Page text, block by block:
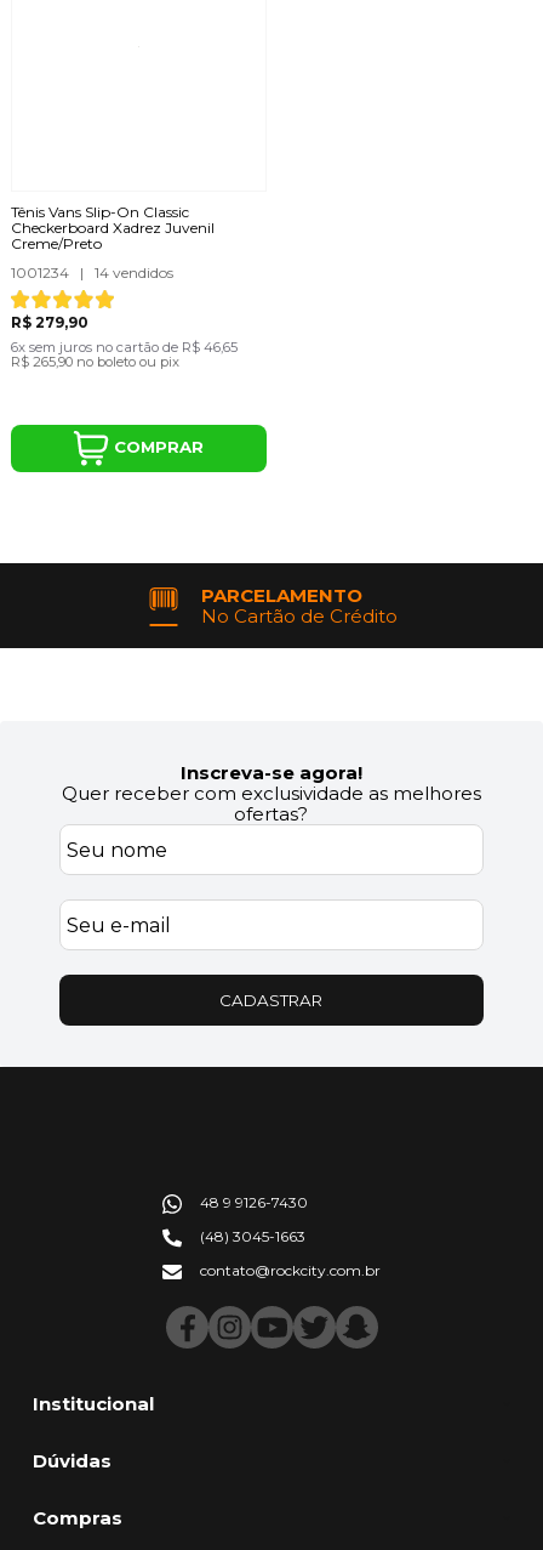
Tênis Vans Slip-On Classic
Checkerboard Xadrez Juvenil
Creme/Preto
1001234
| 14 vendidos
R$ 279,90
6x sem juros no cartãode R$ 46,65
R$ 265,90 no boleto ou pix
COMPRAR
PARCELAMENTO
No Cartão de Crédito
Inscreva-se agora!
Quer receber com exclusividade as melhores
ofertas?
CADASTRAR
Institucional
Dúvidas
Compras
48 9 9126-7430
(48) 3045-1663
contato@rockcity.com.br